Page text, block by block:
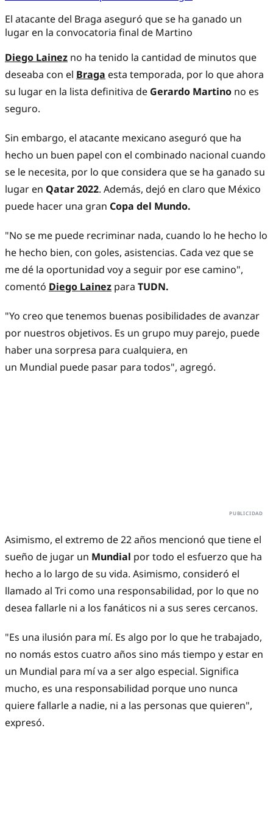
El atacante del Braga aseguró que se ha ganado un
lugar en la convocatoria final de Martino
Diego Lainez no ha tenido la cantidad de minutos que
deseaba con el Braga esta temporada, por lo que ahora
su lugar en la lista definitiva de Gerardo Martino no es
seguro.
Sin embargo, el atacante mexicano aseguró que ha
hecho un buen papel con el combinado nacional cuando
se le necesita, por lo que considera que se ha ganado su
lugar en Qatar 2022. Además, dejó en claro que México
puede hacer una gran Copa del Mundo.
"No se me puede recriminar nada, cuando lo he hecho lo
he hecho bien, con goles, asistencias. Cada vez que se
me dé la oportunidad voy a seguir por ese camino",
comentó Diego Lainez para TUDN.
"Yo creo que tenemos buenas posibilidades de avanzar
por nuestros objetivos. Es un grupo muy parejo, puede
haber una sorpresa para cualquiera, en
un Mundial puede pasar para todos", agregó.
Asimismo, el extremo de 22 años mencionó que tiene el
sueño de jugar un Mundial por todo el esfuerzo que ha
hecho a lo largo de su vida. Asimismo, consideró el
llamado al Tri como una responsabilidad, por lo que no
desea fallarle ni a los fanáticos ni a sus seres cercanos.
"Es una ilusión para mí. Es algo por lo que he trabajado,
no nomás estos cuatro años sino más tiempo y estar en
un Mundial para mí va a ser algo especial. Significa
mucho, es una responsabilidad porque uno nunca
quiere fallarle a nadie, ni a las personas que quieren",
expresó.